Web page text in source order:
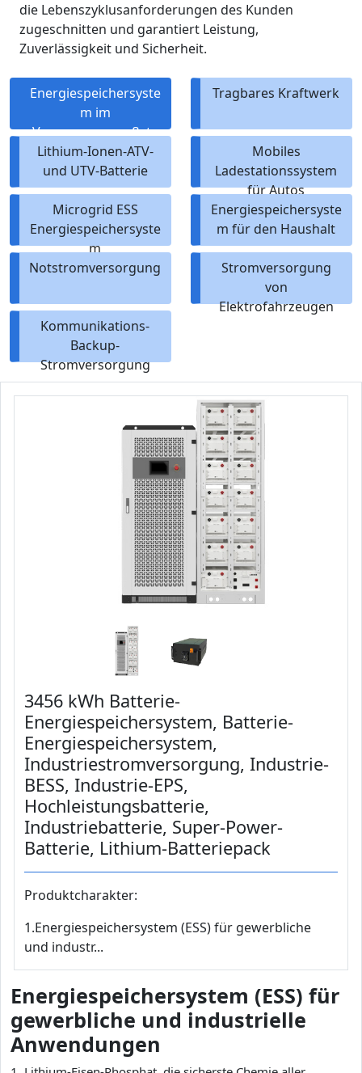
die Lebenszyklusanforderungen des Kunden
zugeschnitten und garantiert Leistung,
Zuverlässigkeit und Sicherheit.
Energiespeichersyste
m im
Versorgungsmaßsta
b
Tragbares Kraftwerk
Lithium-Ionen-ATV-
und UTV-Batterie
Mobiles
Ladestationssystem
für Autos
Microgrid ESS
Energiespeichersyste
m
Energiespeichersyste
m für den Haushalt
Notstromversorgung
Stromversorgung
von
Elektrofahrzeugen
Kommunikations-
Backup-
Stromversorgung
3456 kWh Batterie-
Energiespeichersystem, Batterie-
Energiespeichersystem,
Industriestromversorgung, Industrie-
BESS, Industrie-EPS,
Hochleistungsbatterie,
Industriebatterie, Super-Power-
Batterie, Lithium-Batteriepack
Produktcharakter:
1.Energiespeichersystem (ESS) für gewerbliche
und industr...
Energiespeichersystem (ESS) für
gewerbliche und industrielle
Anwendungen